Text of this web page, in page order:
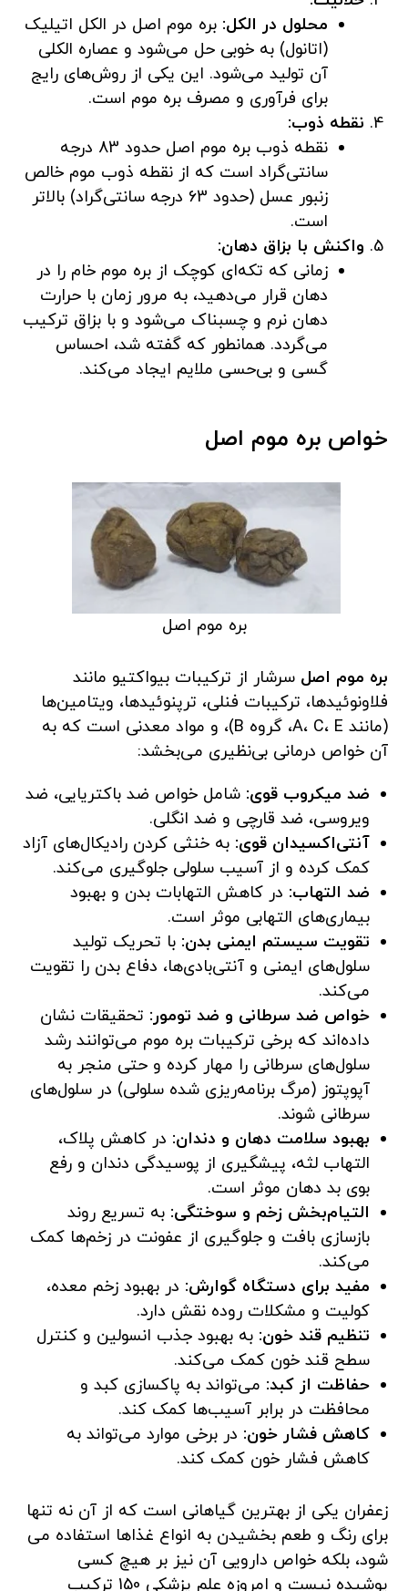
محلول در الکل: بره موم اصل در الکل اتیلیک
(اتانول) به خوبی حل می‌شود و عصاره الکلی
آن تولید می‌شود. این یکی از روش‌های رایج
برای فرآوری و مصرف بره موم است.
نقطه ذوب:
نقطه ذوب بره موم اصل حدود 83 درجه
سانتی‌گراد است که از نقطه ذوب موم خالص
زنبور عسل (حدود 63 درجه سانتی‌گراد) بالاتر
است.
واکنش با بزاق دهان:
زمانی که تکه‌ای کوچک از بره موم خام را در
دهان قرار می‌دهید، به مرور زمان با حرارت
دهان نرم و چسبناک می‌شود و با بزاق ترکیب
می‌گردد. همانطور که گفته شد، احساس
گسی و بی‌حسی ملایم ایجاد می‌کند.
خواص بره موم اصل
بره موم اصل
بره موم اصل سرشار از ترکیبات بیواکتیو مانند
فلاونوئیدها، ترکیبات فنلی، ترپنوئیدها، ویتامین‌ها
(مانند A، C، E، گروه B)، و مواد معدنی است که به
آن خواص درمانی بی‌نظیری می‌بخشد:
ضد میکروب قوی: شامل خواص ضد باکتریایی، ضد
ویروسی، ضد قارچی و ضد انگلی.
آنتی‌اکسیدان قوی: به خنثی کردن رادیکال‌های آزاد
کمک کرده و از آسیب سلولی جلوگیری می‌کند.
ضد التهاب: در کاهش التهابات بدن و بهبود
بیماری‌های التهابی موثر است.
تقویت سیستم ایمنی بدن: با تحریک تولید
سلول‌های ایمنی و آنتی‌بادی‌ها، دفاع بدن را تقویت
می‌کند.
خواص ضد سرطانی و ضد تومور: تحقیقات نشان
داده‌اند که برخی ترکیبات بره موم می‌توانند رشد
سلول‌های سرطانی را مهار کرده و حتی منجر به
آپوپتوز (مرگ برنامه‌ریزی شده سلولی) در سلول‌های
سرطانی شوند.
بهبود سلامت دهان و دندان: در کاهش پلاک،
التهاب لثه، پیشگیری از پوسیدگی دندان و رفع
بوی بد دهان موثر است.
التیام‌بخش زخم و سوختگی: به تسریع روند
بازسازی بافت و جلوگیری از عفونت در زخم‌ها کمک
می‌کند.
مفید برای دستگاه گوارش: در بهبود زخم معده،
کولیت و مشکلات روده نقش دارد.
تنظیم قند خون: به بهبود جذب انسولین و کنترل
سطح قند خون کمک می‌کند.
حفاظت از کبد: می‌تواند به پاکسازی کبد و
محافظت در برابر آسیب‌ها کمک کند.
کاهش فشار خون: در برخی موارد می‌تواند به
کاهش فشار خون کمک کند.
زعفران یکی از بهترین گیاهانی است که از آن نه تنها
برای رنگ و طعم بخشیدن به انواع غذاها استفاده می
شود، بلکه خواص دارویی آن نیز بر هیچ کسی
پوشیده نیست و امروزه علم پزشکی 150 ترکیب